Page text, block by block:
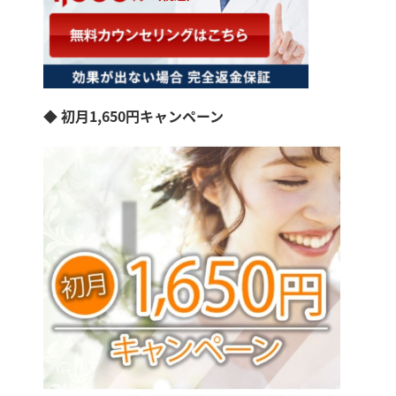
◆ 初月1,650円キャンペーン